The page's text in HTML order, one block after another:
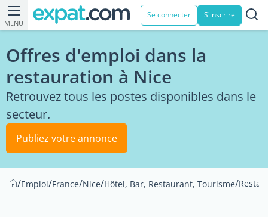
MENU
Se connecter S'inscrire
Offres d'emploi dans la
restauration à Nice
Retrouvez tous les postes disponibles dans le
secteur.
Publiez votre annonce
/Emploi/France/Nice/Hôtel, Bar, Restaurant, Tourisme/